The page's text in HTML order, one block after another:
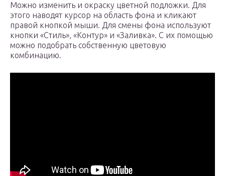
Можно изменить и окраску цветной подложки. Для
этого наводят курсор на область фона и кликают
правой кнопкой мыши. Для смены фона используют
кнопки «Стиль», «Контур» и «Заливка». С их помощью
можно подобрать собственную цветовую
комбинацию.